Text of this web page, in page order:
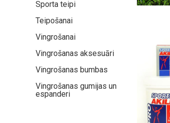
Sporta teipi
Teipošanai
Vingrošanai
Vingrošanas aksesuāri
Vingrošanas bumbas
Vingrošanas gumijas un
espanderi